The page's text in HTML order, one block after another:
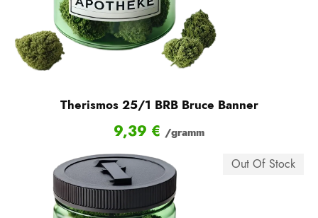
Therismos 25/1 BRB Bruce Banner
9,39 € /gramm
Out Of Stock